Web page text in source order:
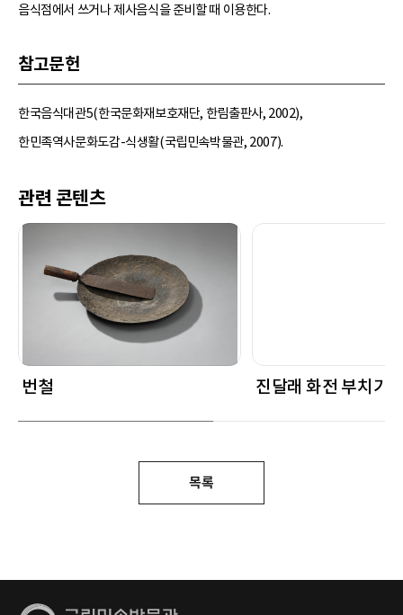
음식점에서 쓰거나 제사음식을 준비할 때 이용한다.
참고문헌
한국음식대관5(한국문화재보호재단, 한림출판사, 2002),
한민족역사문화도감-식생활(국립민속박물관, 2007).
관련 콘텐츠
번철 진달래 화전 부치기
목록